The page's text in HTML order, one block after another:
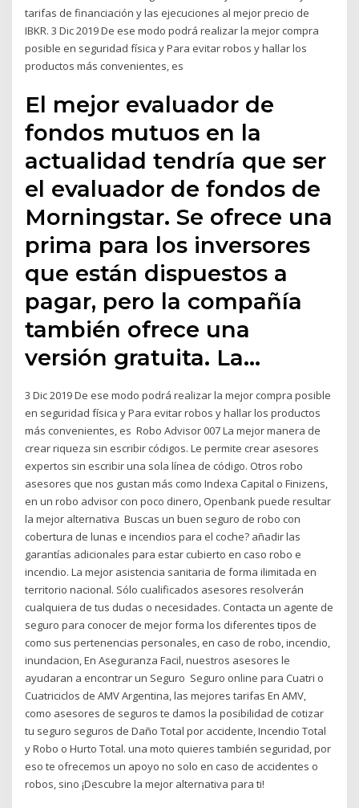
tarifas de financiación y las ejecuciones al mejor precio de
IBKR. 3 Dic 2019 De ese modo podrá realizar la mejor compra
posible en seguridad física y Para evitar robos y hallar los
productos más convenientes, es
El mejor evaluador de
fondos mutuos en la
actualidad tendría que ser
el evaluador de fondos de
Morningstar. Se ofrece una
prima para los inversores
que están dispuestos a
pagar, pero la compañía
también ofrece una
versión gratuita. La…
3 Dic 2019 De ese modo podrá realizar la mejor compra posible
en seguridad física y Para evitar robos y hallar los productos
más convenientes, es Robo Advisor 007 La mejor manera de
crear riqueza sin escribir códigos. Le permite crear asesores
expertos sin escribir una sola línea de código. Otros robo
asesores que nos gustan más como Indexa Capital o Finizens,
en un robo advisor con poco dinero, Openbank puede resultar
la mejor alternativa Buscas un buen seguro de robo con
cobertura de lunas e incendios para el coche? añadir las
garantías adicionales para estar cubierto en caso robo e
incendio. La mejor asistencia sanitaria de forma ilimitada en
territorio nacional. Sólo cualificados asesores resolverán
cualquiera de tus dudas o necesidades. Contacta un agente de
seguro para conocer de mejor forma los diferentes tipos de
como sus pertenencias personales, en caso de robo, incendio,
inundacion, En Aseguranza Facil, nuestros asesores le
ayudaran a encontrar un Seguro Seguro online para Cuatri o
Cuatriciclos de AMV Argentina, las mejores tarifas En AMV,
como asesores de seguros te damos la posibilidad de cotizar
tu seguro seguros de Daño Total por accidente, Incendio Total
y Robo o Hurto Total. una moto quieres también seguridad, por
eso te ofrecemos un apoyo no solo en c​​aso de accidentes o
robos, sino ¡Descubre la mejor alternativa para ti!